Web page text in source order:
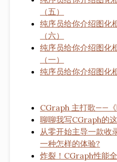
（五）
纯序员给你介绍图
（六）
纯序员给你介绍图
（一）
纯序员给你介绍图
CGraph 主打歌——《
聊聊我写CGraph的
从零开始主导一款
一种怎样的体验?
炸裂！CGraph性能